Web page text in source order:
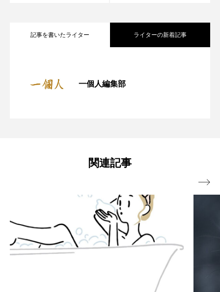
記事を書いたライター ライターの新着記事
一個人編集部
い”水素焙煎コーヒー”をCOREDO室町テ
ラスで無料提供「UCCミライ珈琲店」
関連記事
